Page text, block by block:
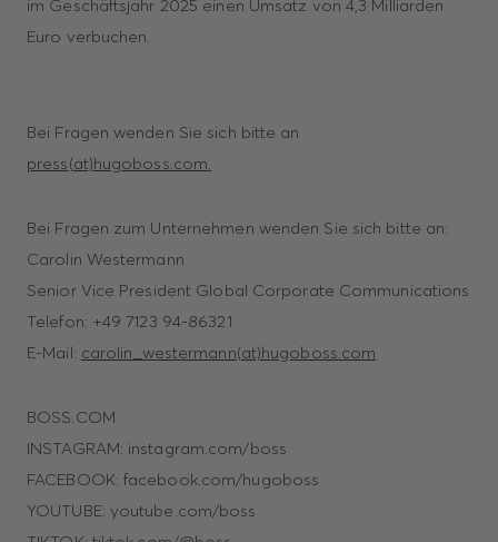
im Geschäftsjahr 2025 einen Umsatz von 4,3 Milliarden
Euro verbuchen.
Bei Fragen wenden Sie sich bitte an
press(at)hugoboss.com.
Bei Fragen zum Unternehmen wenden Sie sich bitte an:
Carolin Westermann
Senior Vice President Global Corporate Communications
Telefon: +49 7123 94-86321
E-Mail: carolin_westermann(at)hugoboss.com
BOSS.COM
INSTAGRAM: instagram.com/boss
FACEBOOK: facebook.com/hugoboss
YOUTUBE: youtube.com/boss